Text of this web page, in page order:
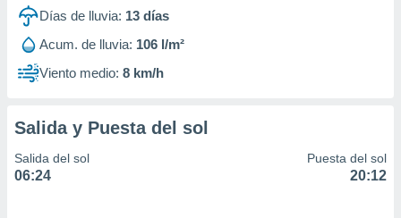
de
1199
Días de lluvia: 13 días
Acum. de lluvia: 106 l/m²
Viento medio: 8 km/h
Salida y Puesta del sol
Salida del sol
06:24
Puesta del sol
20:12